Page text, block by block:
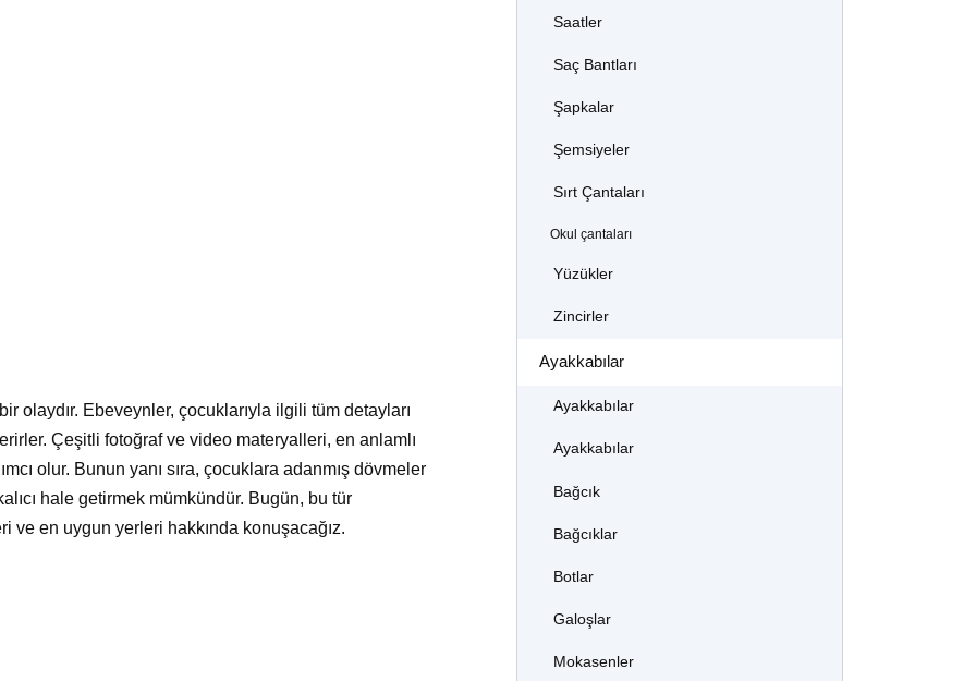
olaydır. Ebeveynler, çocuklarıyla ilgili tüm detayları
Çeşitli fotoğraf ve video materyalleri, en anlamlı
olur. Bunun yanı sıra, çocuklara adanmış dövmeler
hale getirmek mümkündür. Bugün, bu tür
en uygun yerleri hakkında konuşacağız.
Saatler
Saç Bantları
Şapkalar
Şemsiyeler
Sırt Çantaları
Okul çantaları
Yüzükler
Zincirler
Ayakkabılar
Ayakkabılar
Ayakkabılar
Bağcık
Bağcıklar
Botlar
Galoşlar
Mokasenler